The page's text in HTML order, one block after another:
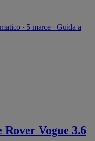
· 5 marce · Guida a
Rover Vogue 3.6